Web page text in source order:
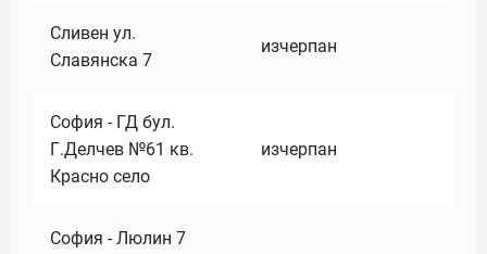
Сливен ул.
Славянска 7
изчерпан
София - ГД бул.
Г.Делчев №61 кв.
Красно село
изчерпан
София - Люлин 7